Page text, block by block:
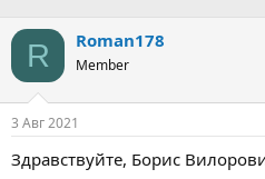
т
о
р
т
е
м
а
н
ч
а
R Roman178
Member
3 Авг 2021
Здравствуйте, Борис